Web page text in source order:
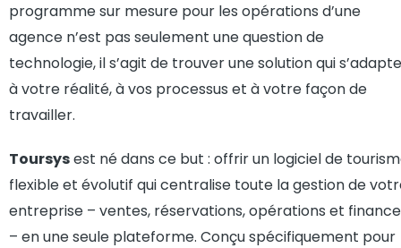
programme sur mesure pour les opérations d’une
agence n’est pas seulement une question de
technologie, il s’agit de trouver une solution qui s’adapte
à votre réalité, à vos processus et à votre façon de
travailler.
Toursysest né dans ce but : offrir un logiciel de
flexible et évolutif qui centralise toute la gestion de
entreprise – ventes, réservations, opérations et
– en une seule plateforme. Conçu spécifiquement pour